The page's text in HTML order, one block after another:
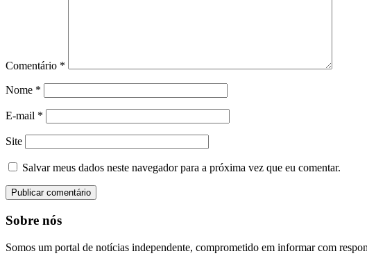
Comentário *
Nome *
E-mail *
Site
Salvar meus dados neste navegador para a próxima vez que eu comentar.
Sobre nós
Somos um portal de notícias independente, comprometido em informar com